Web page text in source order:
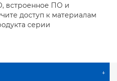
встроенное ПО и
доступ к материалам
серии
+